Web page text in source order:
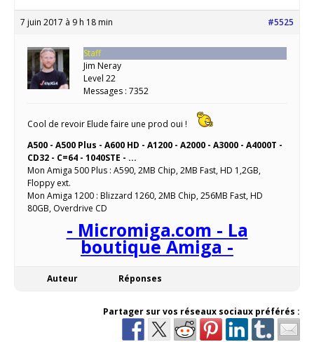
7 juin 2017 à 9 h 18 min #5525
Staff
Jim Neray
Level 22
Messages : 7352
Cool de revoir Elude faire une prod oui !
A500 - A500 Plus - A600 HD - A1200 - A2000 - A3000 - A4000T -
CD32 - C=64 - 1040STE - ...
Mon Amiga 500 Plus : A590, 2MB Chip, 2MB Fast, HD 1,2GB,
Floppy ext.
Mon Amiga 1200 : Blizzard 1260, 2MB Chip, 256MB Fast, HD
80GB, Overdrive CD
- Micromiga.com - La
boutique Amiga -
Auteur Réponses
Partager sur vos réseaux sociaux préférés :